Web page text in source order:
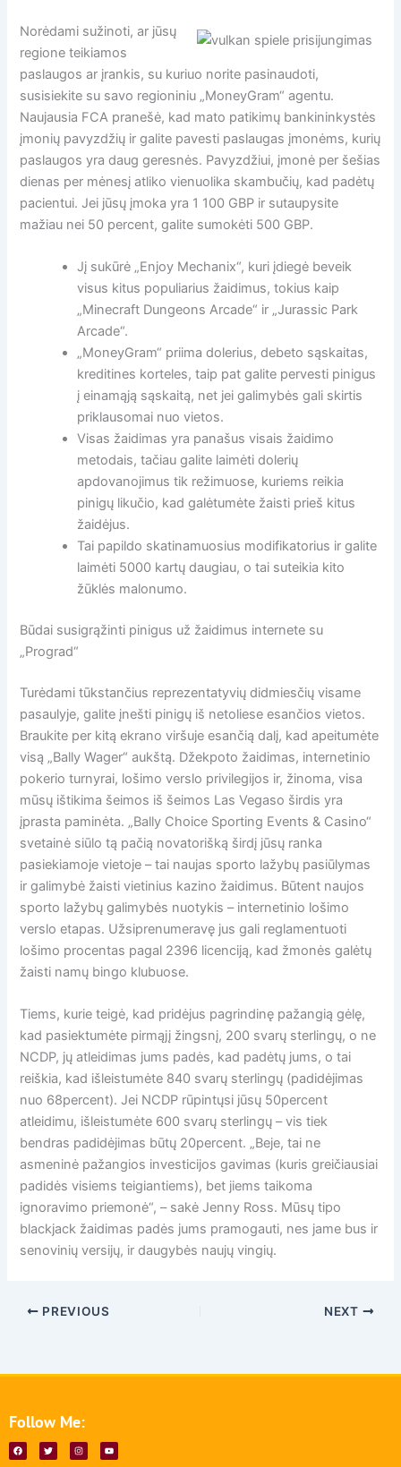
Norėdami sužinoti, ar jūsų
regione teikiamos
paslaugos ar įrankis, su kuriuo norite pasinaudoti,
susisiekite su savo regioniniu „MoneyGram“ agentu.
Naujausia FCA pranešė, kad mato patikimų bankininkystės
įmonių pavyzdžių ir galite pavesti paslaugas įmonėms, kurių
paslaugos yra daug geresnės. Pavyzdžiui, įmonė per šešias
dienas per mėnesį atliko vienuolika skambučių, kad padėtų
pacientui. Jei jūsų įmoka yra 1 100 GBP ir sutaupysite
mažiau nei 50 percent, galite sumokėti 500 GBP.
Jį sukūrė „Enjoy Mechanix“, kuri įdiegė beveik
visus kitus populiarius žaidimus, tokius kaip
„Minecraft Dungeons Arcade“ ir „Jurassic Park
Arcade“.
„MoneyGram“ priima dolerius, debeto sąskaitas,
kreditines korteles, taip pat galite pervesti pinigus
į einamąją sąskaitą, net jei galimybės gali skirtis
priklausomai nuo vietos.
Visas žaidimas yra panašus visais žaidimo
metodais, tačiau galite laimėti dolerių
apdovanojimus tik režimuose, kuriems reikia
pinigų likučio, kad galėtumėte žaisti prieš kitus
žaidėjus.
Tai papildo skatinamuosius modifikatorius ir galite
laimėti 5000 kartų daugiau, o tai suteikia kito
žūklės malonumo.
Būdai susigrąžinti pinigus už žaidimus internete su
„Prograd“
Turėdami tūkstančius reprezentatyvių didmiesčių visame
pasaulyje, galite įnešti pinigų iš netoliese esančios vietos.
Braukite per kitą ekrano viršuje esančią dalį, kad apeitumėte
visą „Bally Wager“ aukštą. Džekpoto žaidimas, internetinio
pokerio turnyrai, lošimo verslo privilegijos ir, žinoma, visa
mūsų ištikima šeimos iš šeimos Las Vegaso širdis yra
įprasta paminėta. „Bally Choice Sporting Events & Casino“
svetainė siūlo tą pačią novatorišką širdį jūsų ranka
pasiekiamoje vietoje – tai naujas sporto lažybų pasiūlymas
ir galimybė žaisti vietinius kazino žaidimus. Būtent naujos
sporto lažybų galimybės nuotykis – internetinio lošimo
verslo etapas. Užsiprenumeravę jus gali reglamentuoti
lošimo procentas pagal 2396 licenciją, kad žmonės galėtų
žaisti namų bingo klubuose.
Tiems, kurie teigė, kad pridėjus pagrindinę pažangią gėlę,
kad pasiektumėte pirmąjį žingsnį, 200 svarų sterlingų, o ne
NCDP, jų atleidimas jums padės, kad padėtų jums, o tai
reiškia, kad išleistumėte 840 svarų sterlingų (padidėjimas
nuo 68percent). Jei NCDP rūpintųsi jūsų 50percent
atleidimu, išleistumėte 600 svarų sterlingų – vis tiek
bendras padidėjimas būtų 20percent. „Beje, tai ne
asmeninė pažangios investicijos gavimas (kuris greičiausiai
padidės visiems teigiantiems), bet jiems taikoma
ignoravimo priemonė“, – sakė Jenny Ross. Mūsų tipo
blackjack žaidimas padės jums pramogauti, nes jame bus ir
senovinių versijų, ir daugybės naujų vingių.
PREVIOUS NEXT
Follow Me:
F
a
c
T
w
i
I
n
s
Y
o
u